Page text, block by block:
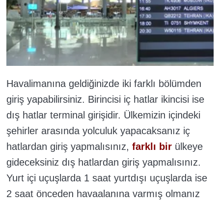
Havalimanına geldiğinizde iki farklı bölümden
giriş yapabilirsiniz. Birincisi iç hatlar ikincisi ise
dış hatlar terminal girişidir. Ülkemizin içindeki
şehirler arasında yolculuk yapacaksanız iç
hatlardan giriş yapmalısınız, farklı bir ülkeye
gideceksiniz dış hatlardan giriş yapmalısınız.
Yurt içi uçuşlarda 1 saat yurtdışı uçuşlarda ise
2 saat önceden havaalanına varmış olmanız